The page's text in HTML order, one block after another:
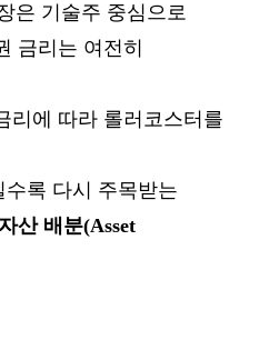
은 기술주 중심으로
금리는 여전히
리에 따라 롤러코스터를
수록 다시
주목받는
산 배분(Asset